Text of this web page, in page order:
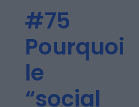
Les épisodes
#75
Pourquoi
le
“social